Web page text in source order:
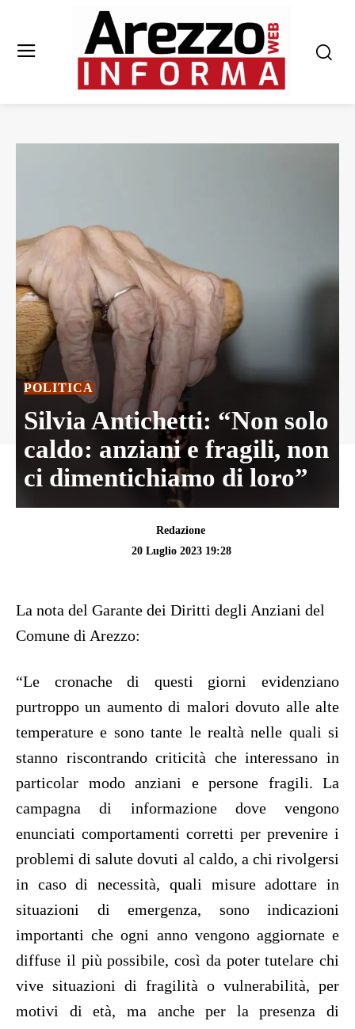
POLITICA
Silvia Antichetti: “Non solo
caldo: anziani e fragili, non
ci dimentichiamo di loro”
Redazione
20 Luglio 2023 19:28
La nota del Garante dei Diritti degli Anziani del
Comune di Arezzo:
“Le cronache di questi giorni evidenziano
purtroppo un aumento di malori dovuto alle alte
temperature e sono tante le realtà nelle quali si
stanno riscontrando criticità che interessano in
particolar modo anziani e persone fragili. La
campagna di informazione dove vengono
enunciati comportamenti corretti per prevenire i
problemi di salute dovuti al caldo, a chi rivolgersi
in caso di necessità, quali misure adottare in
situazioni di emergenza, sono indicazioni
importanti che ogni anno vengono aggiornate e
diffuse il più possibile, così da poter tutelare chi
vive situazioni di fragilità o vulnerabilità, per
motivi di età, ma anche per la presenza di